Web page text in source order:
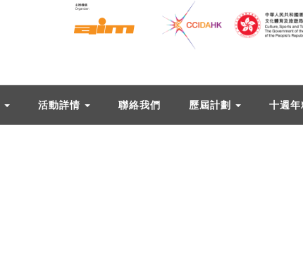
活動詳情 聯絡我們 歷屆計劃 十週